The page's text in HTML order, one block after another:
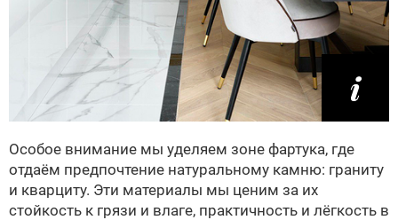
Особое внимание мы уделяем зоне фартука, где
отдаём предпочтение натуральному камню: граниту
и кварциту. Эти материалы мы ценим за их
стойкость к грязи и влаге, практичность и лёгкость в